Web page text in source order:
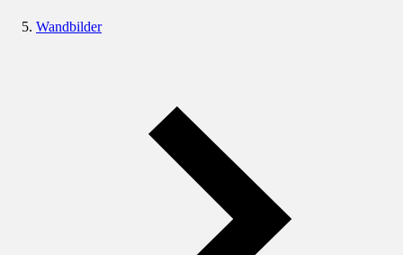
Wandbilder